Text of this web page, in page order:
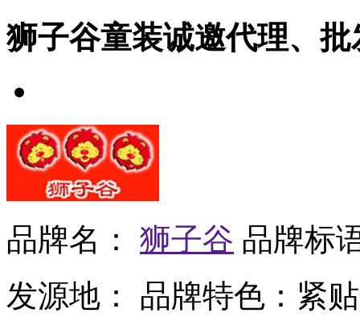
狮子谷童装诚邀代理、批
品牌名： 狮子谷 品牌标
发源地：
品牌特色： 紧